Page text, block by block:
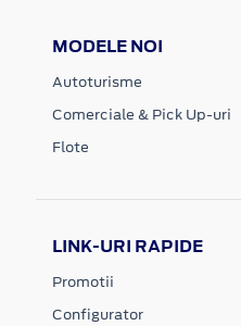
MODELE NOI
Autoturisme
Comerciale & Pick Up-uri
Flote
LINK-URI RAPIDE
Promotii
Configurator